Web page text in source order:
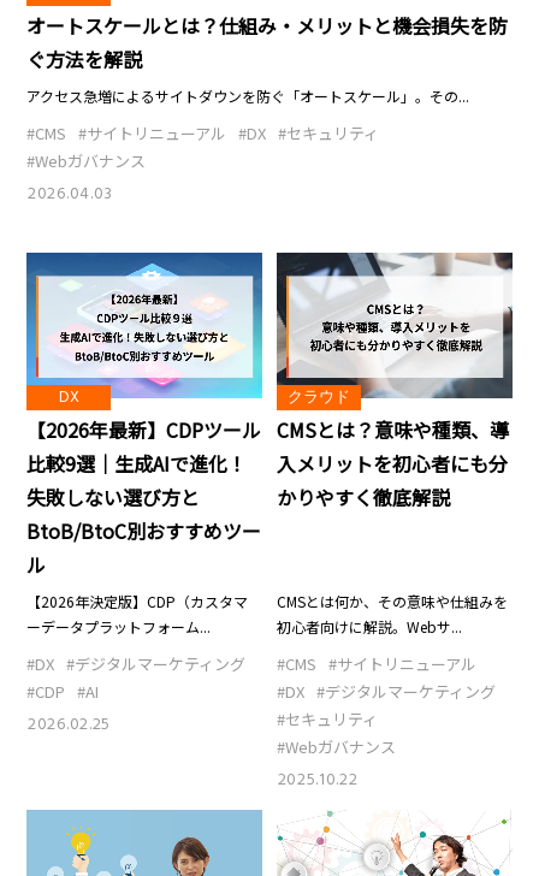
オートスケールとは？仕組み・メリットと機会損失を防
ぐ方法を解説
アクセス急増によるサイトダウンを防ぐ「オートスケール」。その...
#CMS #サイトリニューアル #DX #セキュリティ
#Webガバナンス
2026.04.03
DX
【2026年最新】CDPツール
比較9選｜生成AIで進化！
失敗しない選び方と
BtoB/BtoC別おすすめツー
ル
【2026年決定版】CDP（カスタマ
ーデータプラットフォーム...
#DX #デジタルマーケティング
#CDP #AI
2026.02.25
クラウド
CMSとは？意味や種類、導
入メリットを初心者にも分
かりやすく徹底解説
CMSとは何か、その意味や仕組みを
初心者向けに解説。Webサ...
#CMS #サイトリニューアル
#DX #デジタルマーケティング
#セキュリティ
#Webガバナンス
2025.10.22